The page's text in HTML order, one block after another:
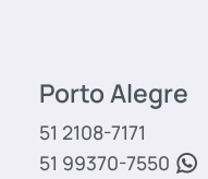
Porto Alegre
51 2108-7171
51 99370-7550